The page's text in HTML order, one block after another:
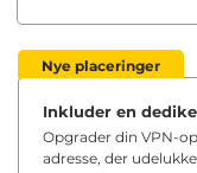
Nye placeringer
Inkluder en
Opgrader din VPN-
adresse, der